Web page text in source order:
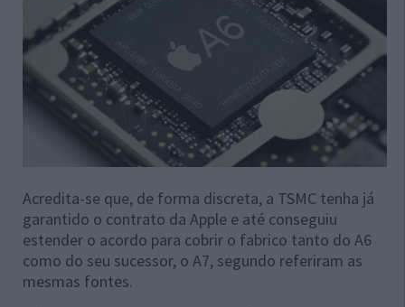
Acredita-se que, de forma discreta, a TSMC tenha já
garantido o contrato da Apple e até conseguiu
estender o acordo para cobrir o fabrico tanto do A6
como do seu sucessor, o A7, segundo referiram as
mesmas fontes.